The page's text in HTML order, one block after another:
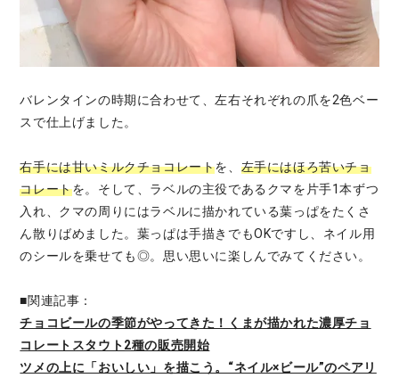
バレンタインの時期に合わせて、左右それぞれの爪を2色ベー
スで仕上げました。
右手には甘いミルクチョコレートを、 左手にはほろ苦いチョ
コレートを。そして、ラベルの主役であるクマを片手1本ずつ
入れ、クマの周りにはラベルに描かれている葉っぱをたくさ
ん散りばめました。葉っぱは手描きでもOKですし、ネイル用
のシールを乗せても◎。思い思いに楽しんでみてください。
■関連記事：
チョコビールの季節がやってきた！くまが描かれた濃厚チョ
コレートスタウト2種の販売開始
ツメの上に「おいしい」を描こう。“ネイル×ビール”のペアリ